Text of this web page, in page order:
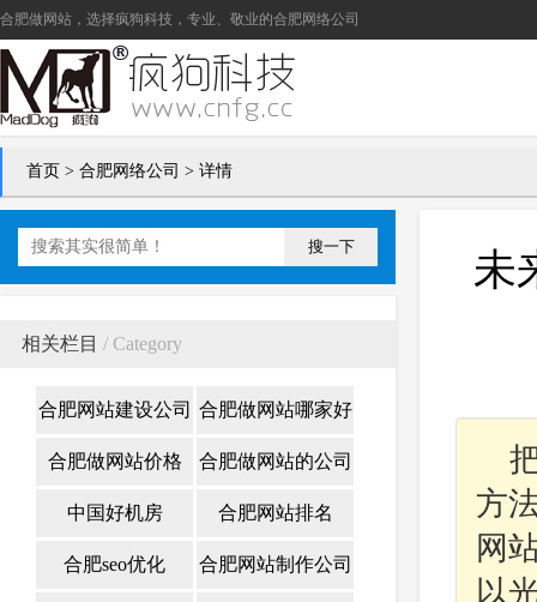
合肥做网站 ，选择疯狗科技，专业、敬业的合肥网络公司
首页 > 合肥网络公司 > 详情
搜一下
相关栏目 / Category
合肥网站建设公司 合肥做网站哪家好
合肥做网站价格 合肥做网站的公司
中国好机房 合肥网站排名
合肥seo优化 合肥网站制作公司
未
方
网
以